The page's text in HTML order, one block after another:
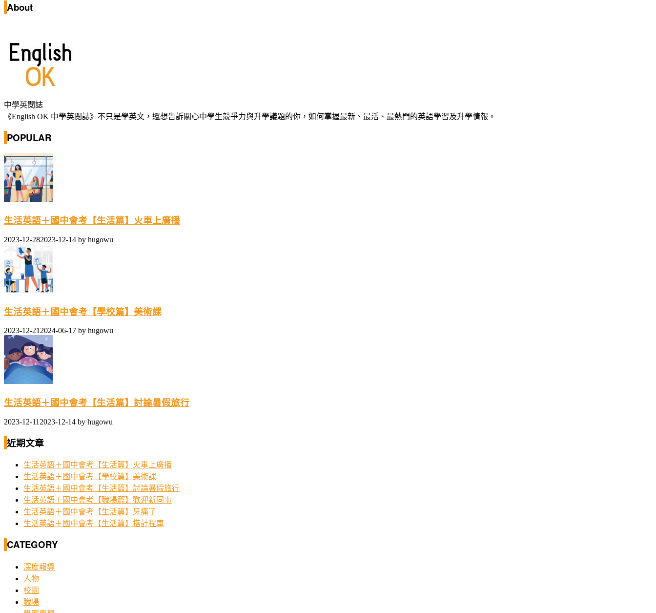
About
中學英閱誌
《English OK 中學英閱誌》不只是學英文，還想告訴關心中學生競爭力與升學議題的你，如何掌握最新、最活、最熱門的英語學習及升學情報。
POPULAR
生活英語＋國中會考【生活篇】火車上廣播
2023-12-282023-12-14 by hugowu
生活英語＋國中會考【學校篇】美術課
2023-12-212024-06-17 by hugowu
生活英語＋國中會考【生活篇】討論暑假旅行
2023-12-11 2023-12-14 by hugowu
近期文章
生活英語＋國中會考【生活篇】火車上廣播
生活英語＋國中會考【學校篇】美術課
生活英語＋國中會考【生活篇】討論暑假旅行
生活英語＋國中會考【職場篇】歡迎新同事
生活英語＋國中會考【生活篇】牙痛了
生活英語＋國中會考【生活篇】搭計程車
CATEGORY
深度報導
人物
校園
職場